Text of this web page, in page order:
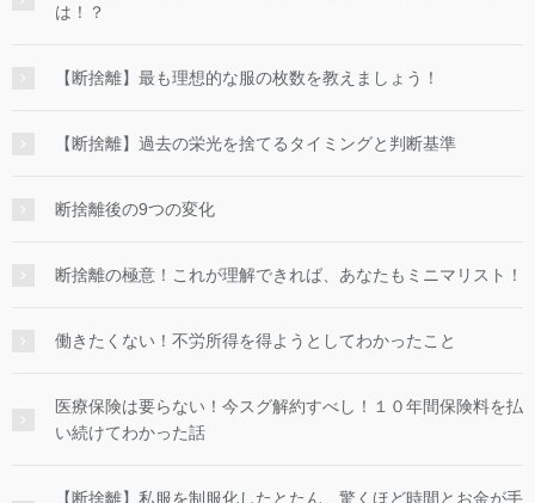
は！？
【断捨離】最も理想的な服の枚数を教えましょう！
【断捨離】過去の栄光を捨てるタイミングと判断基準
断捨離後の9つの変化
断捨離の極意！これが理解できれば、あなたもミニマリスト！
働きたくない！不労所得を得ようとしてわかったこと
医療保険は要らない！今スグ解約すべし！１０年間保険料を払
い続けてわかった話
【断捨離】私服を制服化したとたん、驚くほど時間とお金が手